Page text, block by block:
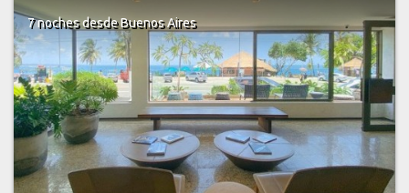
7 nochesdesde Buenos Aires